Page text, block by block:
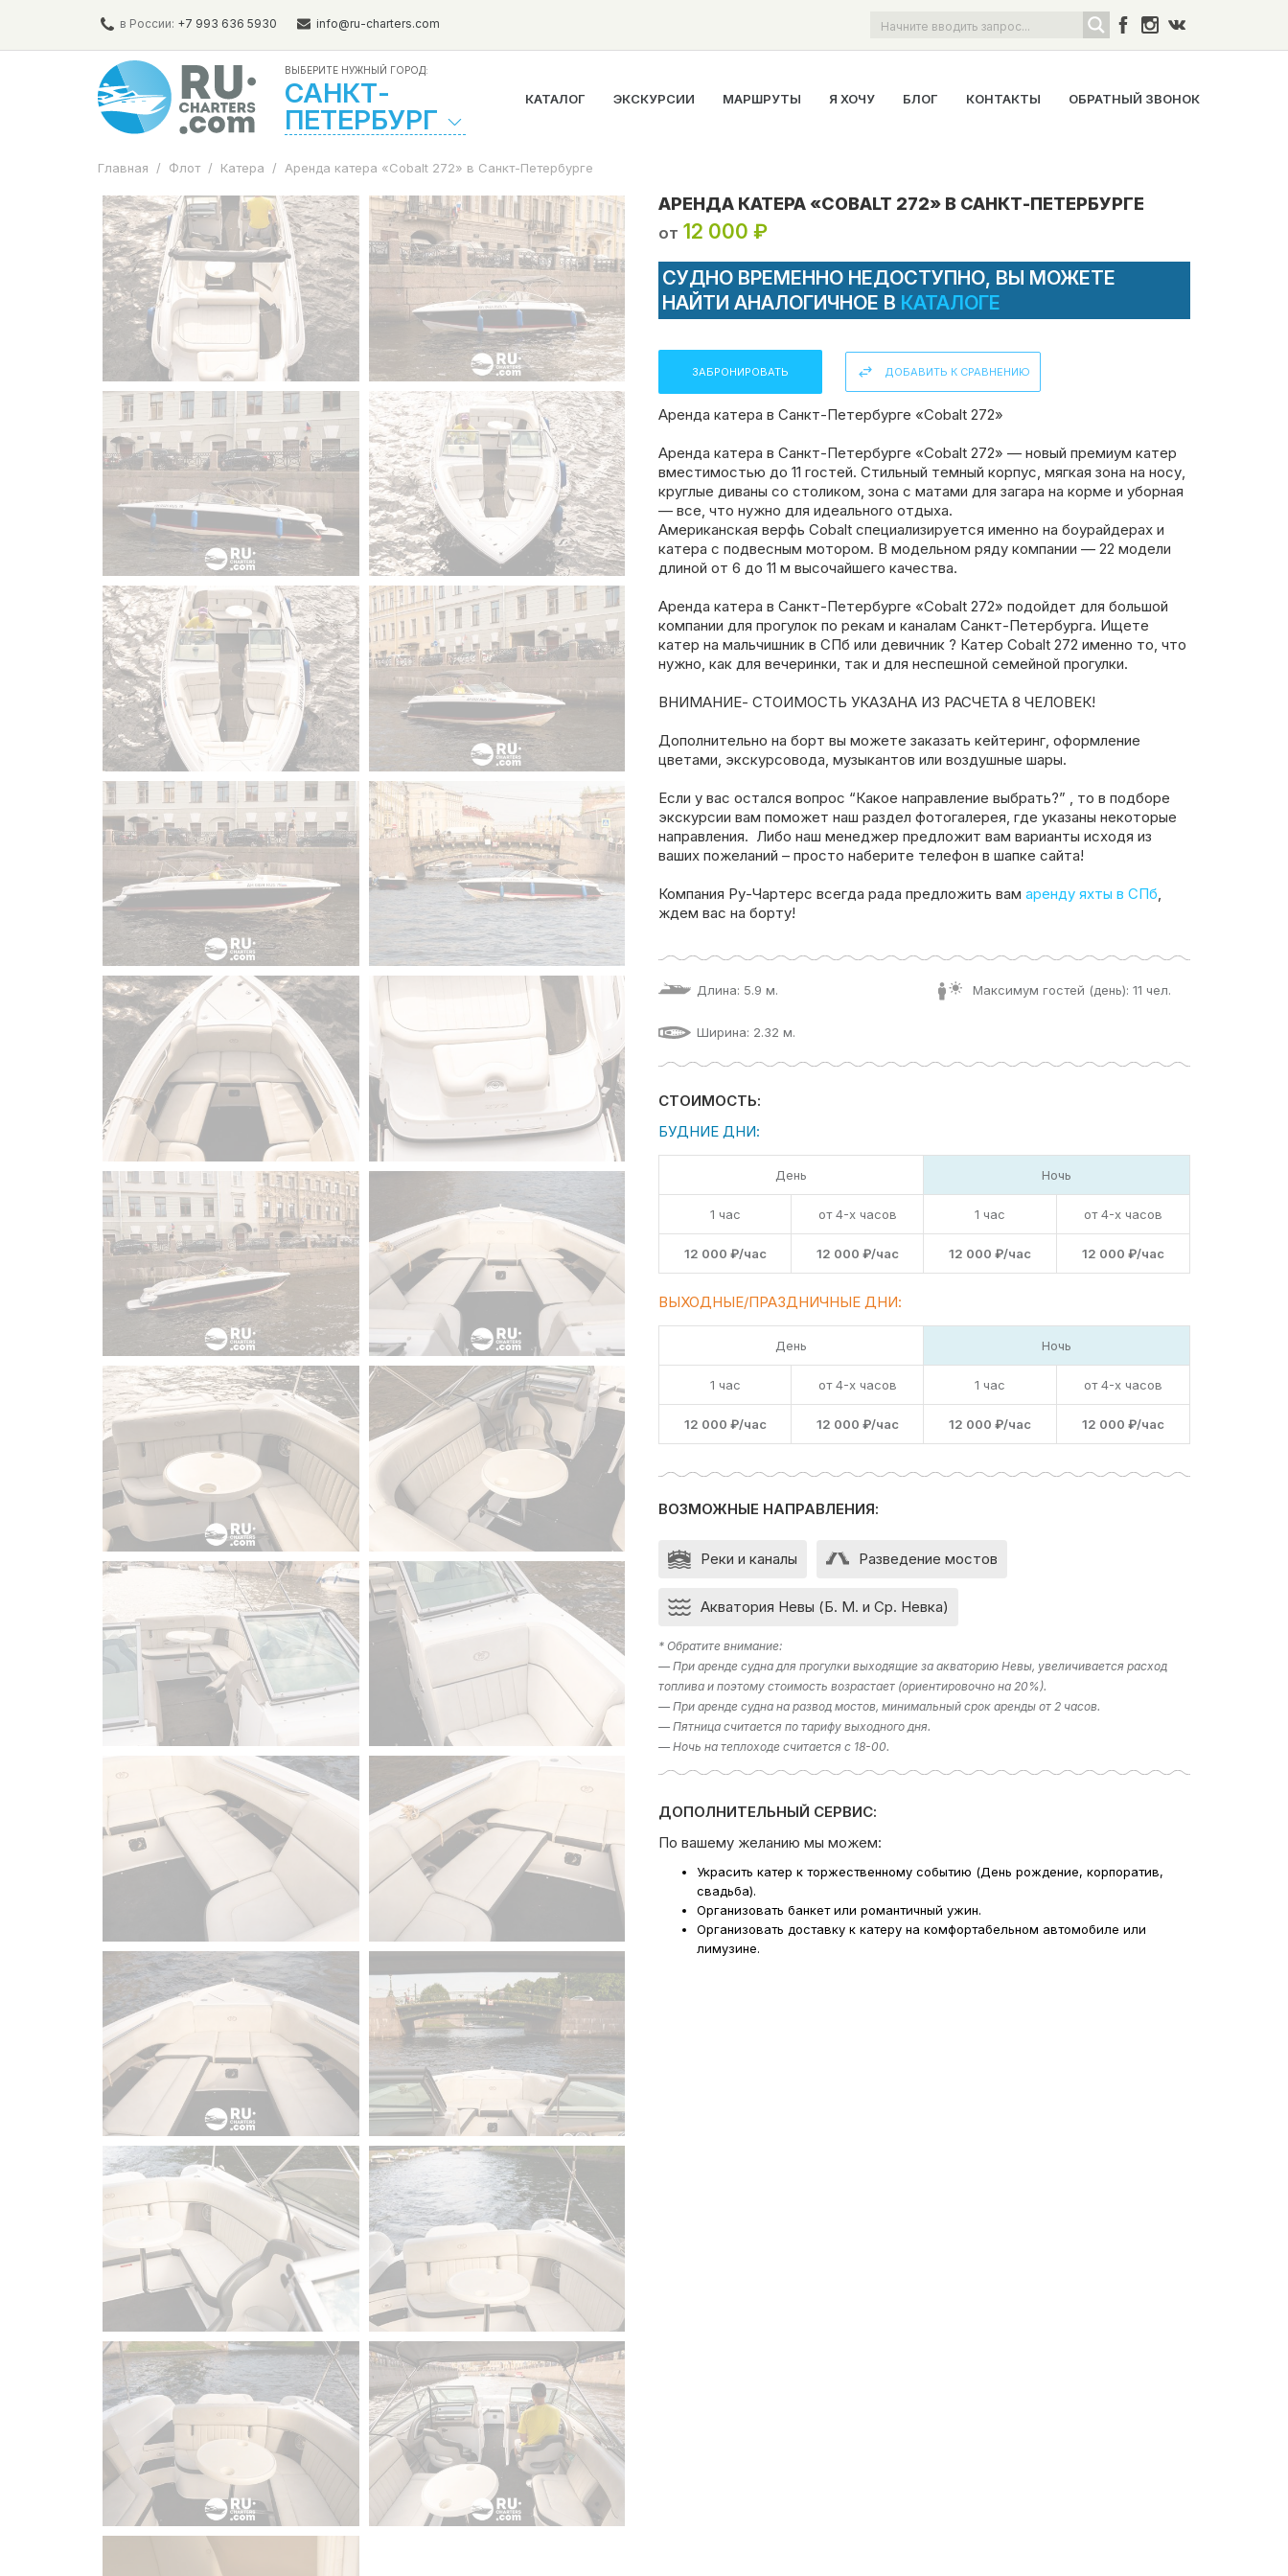
в России: +7 993 636 5930 info@ru-charters.com
ВЫБЕРИТЕ НУЖНЫЙ ГОРОД:
САНКТ-
ПЕТЕРБУРГ
КАТАЛОГ ЭКСКУРСИИ МАРШРУТЫ Я ХОЧУ БЛОГ КОНТАКТЫ ОБРАТНЫЙ ЗВОНОК
Главная / Флот / Катера / Аренда катера «Cobalt 272» в Санкт-Петербурге
АРЕНДА КАТЕРА «COBALT 272» В САНКТ-ПЕТЕРБУРГЕ
от 12 000 ₽
СУДНО ВРЕМЕННО НЕДОСТУПНО, ВЫ МОЖЕТЕ
НАЙТИ АНАЛОГИЧНОЕ В КАТАЛОГЕ
ЗАБРОНИРОВАТЬ ДОБАВИТЬ К СРАВНЕНИЮ
Аренда катера в Санкт-Петербурге «Cobalt 272»
Аренда катера в Санкт-Петербурге «Cobalt 272» — новый премиум катер
вместимостью до 11 гостей. Стильный темный корпус, мягкая зона на носу,
круглые диваны со столиком, зона с матами для загара на корме и уборная
— все, что нужно для идеального отдыха.
Американская верфь Cobalt специализируется именно на боурайдерах и
катера с подвесным мотором. В модельном ряду компании — 22 модели
длиной от 6 до 11 м высочайшего качества.
Аренда катера в Санкт-Петербурге «Cobalt 272» подойдет для большой
компании для прогулок по рекам и каналам Санкт-Петербурга. Ищете
катер на мальчишник в СПб или девичник ? Катер Cobalt 272 именно то, что
нужно, как для вечеринки, так и для неспешной семейной прогулки.
ВНИМАНИЕ- СТОИМОСТЬ УКАЗАНА ИЗ РАСЧЕТА 8 ЧЕЛОВЕК!
Дополнительно на борт вы можете заказать кейтеринг, оформление
цветами, экскурсовода, музыкантов или воздушные шары.
Если у вас остался вопрос “Какое направление выбрать?” , то в подборе
экскурсии вам поможет наш раздел фотогалерея, где указаны некоторые
направления. Либо наш менеджер предложит вам варианты исходя из
ваших пожеланий – просто наберите телефон в шапке сайта!
Компания Ру-Чартерс всегда рада предложить вам аренду яхты в СПб,
ждем вас на борту!
Длина: 5.9 м.
Ширина: 2.32 м.
Максимум гостей (день): 11 чел.
СТОИМОСТЬ:
БУДНИЕ ДНИ:
День Ночь
1 час от 4-х часов 1 час от 4-х часов
12 000 ₽/час 12 000 ₽/час 12 000 ₽/час 12 000 ₽/час
ВЫХОДНЫЕ/ПРАЗДНИЧНЫЕ ДНИ:
День Ночь
1 час от 4-х часов 1 час от 4-х часов
12 000 ₽/час 12 000 ₽/час 12 000 ₽/час 12 000 ₽/час
ВОЗМОЖНЫЕ НАПРАВЛЕНИЯ:
Реки и каналы Разведение мостов
Акватория Невы (Б. М. и Ср. Невка)
* Обратите внимание:
— При аренде судна для прогулки выходящие за акваторию Невы, увеличивается расход
топлива и поэтому стоимость возрастает (ориентировочно на 20%).
— При аренде судна на развод мостов, минимальный срок аренды от 2 часов.
— Пятница считается по тарифу выходного дня.
— Ночь на теплоходе считается с 18-00.
ДОПОЛНИТЕЛЬНЫЙ СЕРВИС:
По вашему желанию мы можем:
Украсить катер к торжественному событию (День рождение, корпоратив,
свадьба).
Организовать банкет или романтичный ужин.
Организовать доставку к катеру на комфортабельном автомобиле или
лимузине.